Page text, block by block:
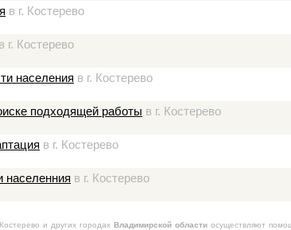
в г. Костерево
в г. Костерево
населения в г. Костерево
подходящей работы в г. Костерево
в г. Костерево
населенния в г. Костерево
и других городах Владимирской области осуществляют